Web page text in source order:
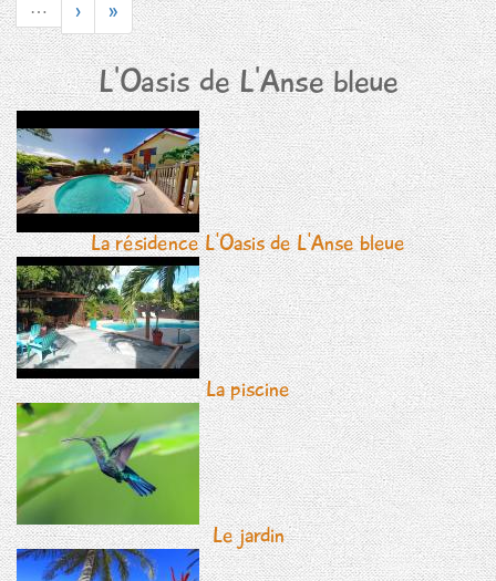
… › »
L'Oasis de L'Anse bleue
La résidence L'Oasis de L'Anse bleue
La piscine
Le jardin